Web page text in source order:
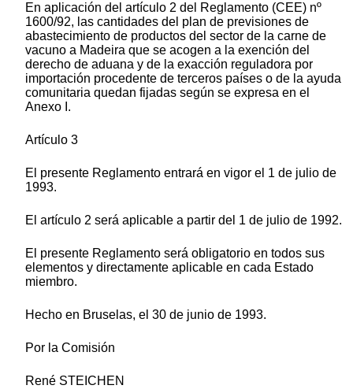
En aplicación del artículo 2 del Reglamento (CEE) nº
1600/92, las cantidades del plan de previsiones de
abastecimiento de productos del sector de la carne de
vacuno a Madeira que se acogen a la exención del
derecho de aduana y de la exacción reguladora por
importación procedente de terceros países o de la ayuda
comunitaria quedan fijadas según se expresa en el
Anexo I.
Artículo 3
El presente Reglamento entrará en vigor el 1 de julio de
1993.
El artículo 2 será aplicable a partir del 1 de julio de 1992.
El presente Reglamento será obligatorio en todos sus
elementos y directamente aplicable en cada Estado
miembro.
Hecho en Bruselas, el 30 de junio de 1993.
Por la Comisión
René STEICHEN